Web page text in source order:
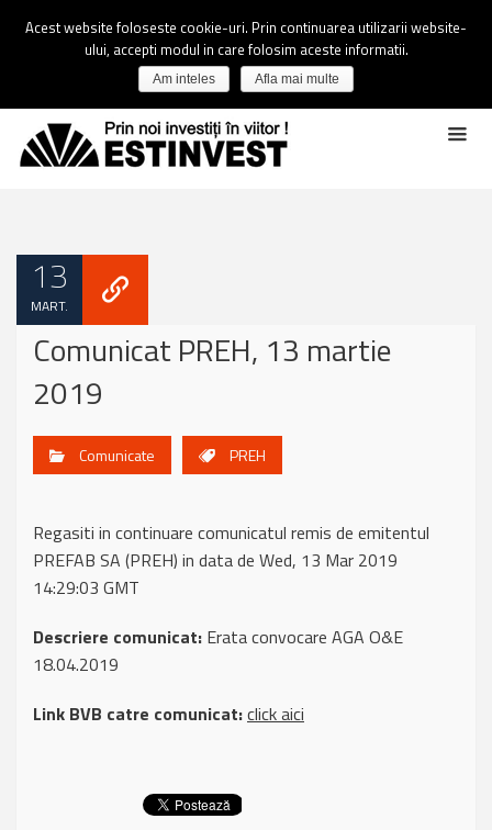
13
MART.
Comunicat PREH, 13 martie
2019
Comunicate PREH
Regasiti in continuare comunicatul remis de emitentul
PREFAB SA (PREH) in data de Wed, 13 Mar 2019
14:29:03 GMT
Descriere comunicat: Erata convocare AGA O&E
18.04.2019
Link BVB catre comunicat:click aici
Acest website foloseste cookie-uri. Prin continuarea utilizarii website-
ului, accepti modul in care folosim aceste informatii.
Am inteles Afla mai multe